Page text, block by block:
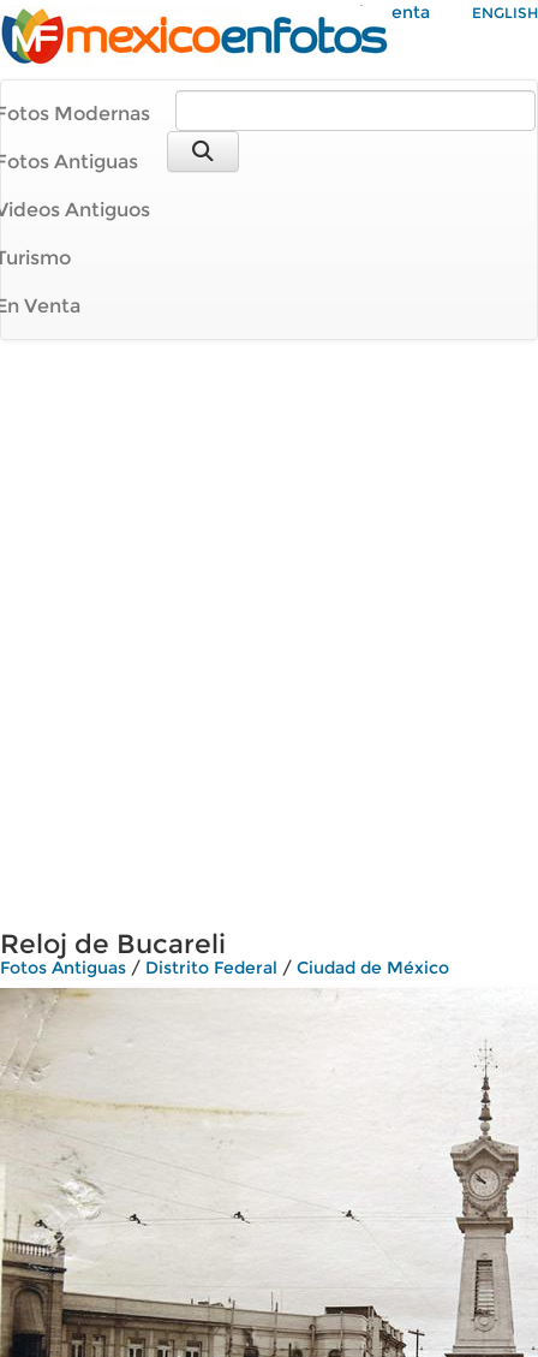
Mi Cuenta ENGLISH
Modernas
Antiguas
Antiguos
Venta
Reloj de Bucareli
Fotos Antiguas / Distrito Federal / Ciudad de México